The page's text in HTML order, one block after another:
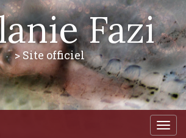
Fazi
> Site officiel